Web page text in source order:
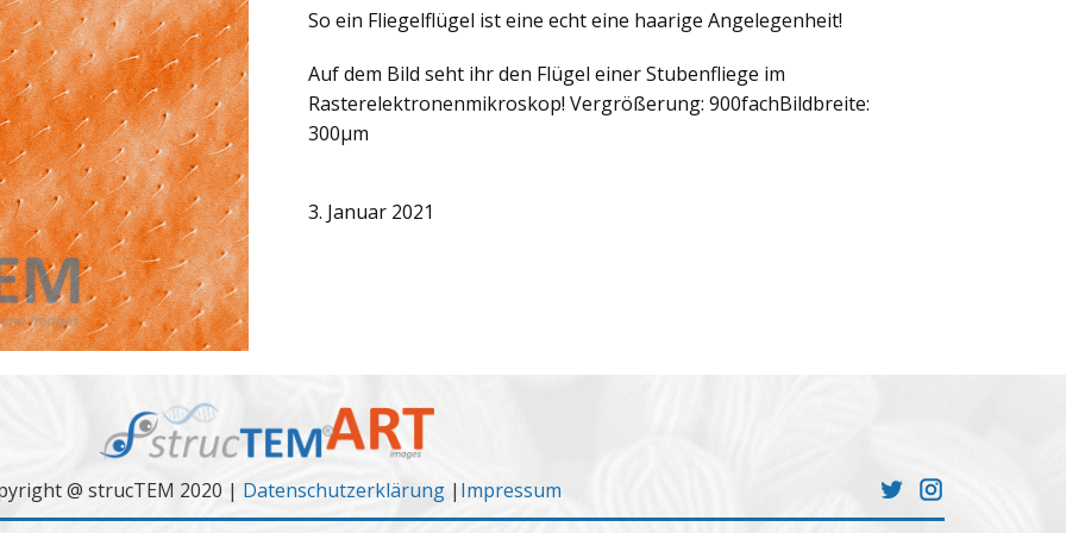
So ein Fliegelflügel ist eine echt eine haarige Angelegenheit!
Auf dem Bild seht ihr den Flügel einer Stubenfliege im
Rasterelektronenmikroskop! Vergrößerung: 900fachBildbreite:
300µm
3. Januar 2021
@ strucTEM 2020 | Datenschutzerklärung| Impressum